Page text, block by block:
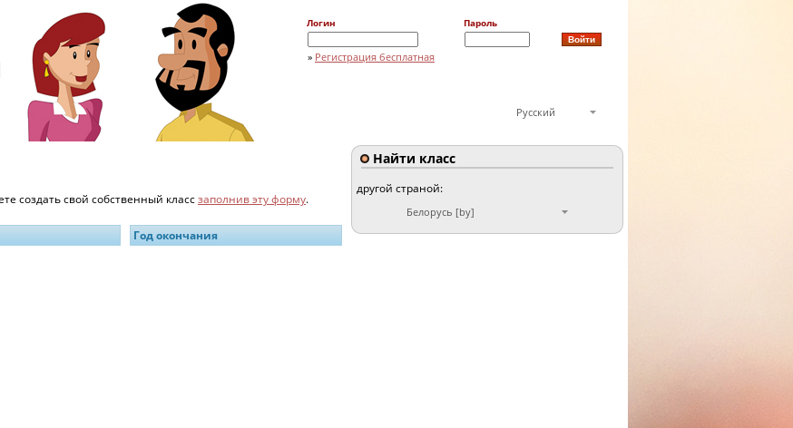
Логин Пароль
» Регистрация бесплатная
Русский
создать свой собственный классзаполнив эту форму.
Год окончания
Найти класс
другой страной:
Белорусь [by]